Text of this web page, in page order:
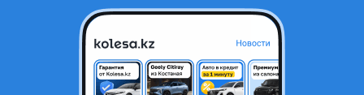
BMW G30 Г30 дверь задняя правая